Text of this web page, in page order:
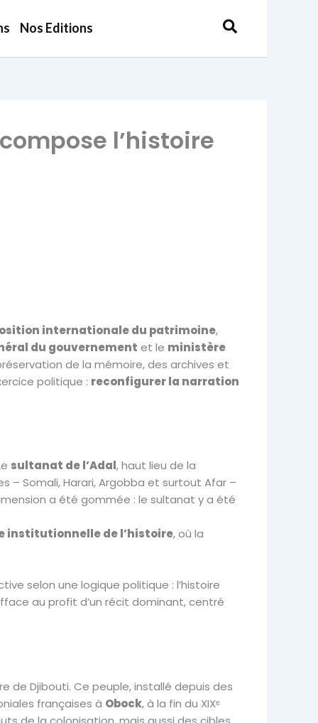
Nos Editions Rechercher
l’histoire
internationale du patrimoine,
du gouvernement et le ministère
de la mémoire, des archives et
politique : reconfigurer la narration
sultanat de l’Adal, haut lieu de la
– Somali, Harari, Argobba et surtout Afar –
a été gommée : le sultanat y a été
institutionnelle de l’histoire, où la
selon une logique politique : l’histoire
au profit d’un récit dominant, centré
de Djibouti. Ce peuple, installé depuis des
françaises à Obock, à la fin du XIXᵉ